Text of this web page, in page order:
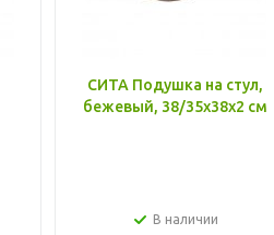
СИТА Подушка на стул,
бежевый, 38/35x38x2 см
В наличии